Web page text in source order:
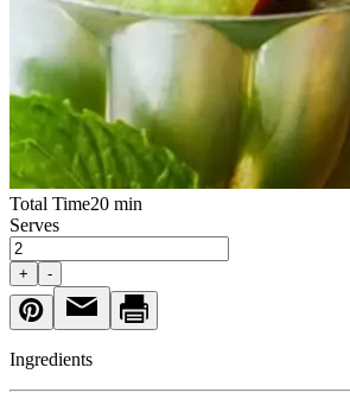
Total Time20 min
Serves
+ -
Ingredients